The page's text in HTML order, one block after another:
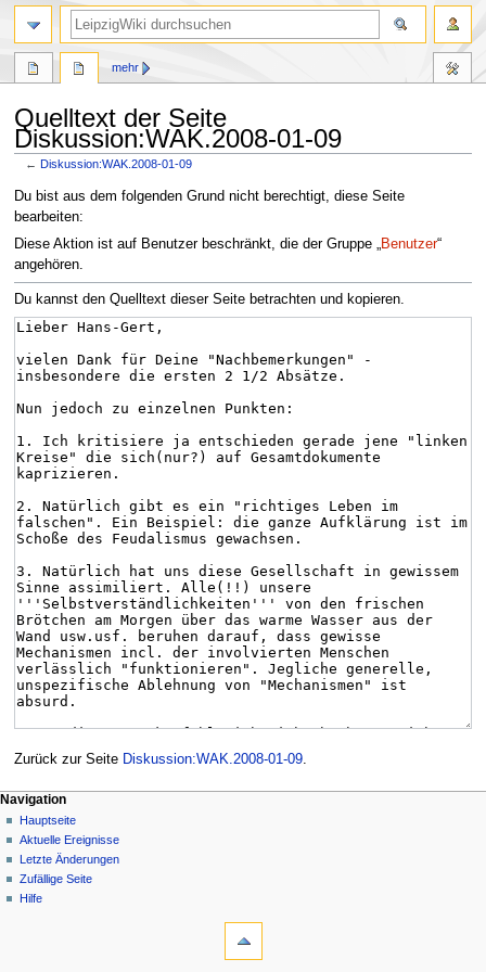
Quelltext der Seite
Diskussion:WAK.2008-01-09
←Diskussion:WAK.2008-01-09
Zur
Navigation
springen
Zur
Suche
springen
Du bist aus dem folgenden Grund nicht berechtigt, diese Seite
bearbeiten:
Diese Aktion ist auf Benutzer beschränkt, die der Gruppe „Benutzer“
angehören.
Du kannst den Quelltext dieser Seite betrachten und kopieren.
Zurück zur Seite Diskussion:WAK.2008-01-09.
mehr
Navigation
Hauptseite
Aktuelle Ereignisse
Letzte Änderungen
Zufällige Seite
Hilfe